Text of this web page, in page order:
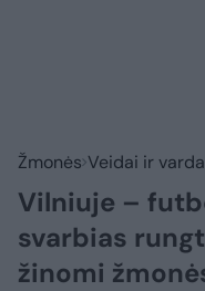
Žmonės Veidai ir
Vilniuje –
svarbias
žinomi